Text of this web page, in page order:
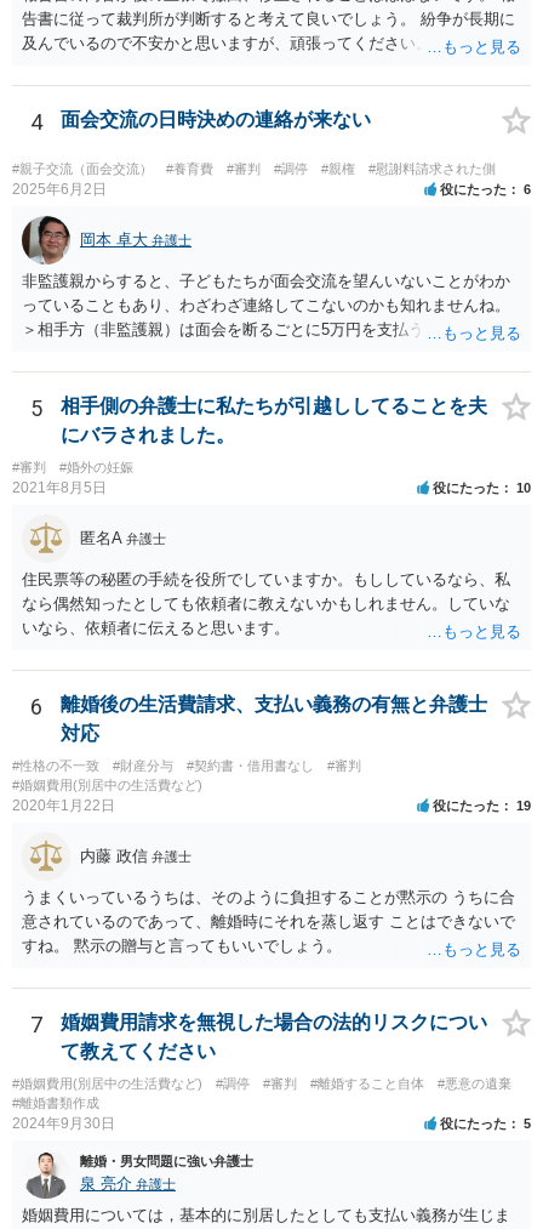
告書に従って裁判所が判断すると考えて良いでしょう。 紛争が長期に
及んでいるので不安かと思いますが、頑張ってください。
4 面会交流の日時決めの連絡が来ない
#親子交流（面会交流） #養育費 #審判 #調停 #親権 #慰謝料請求された側
2025年6月2日 役にたった 6
岡本 卓大 弁護士
非監護親からすると、子どもたちが面会交流を望んいないことがわか
っていることもあり、わざわざ連絡してこないのかも知れませんね。
＞相手方（非監護親）は面会を断るごとに5万円を支払うことを取決め
当に何が何でも面会交流したい（子どもたちと会いたい）と言うより
は、あなたに対する嫌がらせだった可能性もあるように思います（そ
ういう男はDV・虐待系の男には珍しくありません。）。 面会交流とは
親の権利ではなく、『子どものため』のものです。 子どもたちの年齢
（自分の気持ちを言える年齢）を考えても、無理に面会交流をする必
要もありません。 相手から面会交流を行うことについての申し出があ
ったときに対応すれば十分だと思います。 仮に相手から、面会交流さ
せなかった（連絡をしてこなかった）と慰謝料請求してきたとして
も、そのような請求は、まず認められません。 ご心配であれば、審判
書を持参して、お近くの弁護士に法律相談してみてください。
5
相手側の弁護士に私たちが引越ししてることを夫
にバラされました。
#審判 #婚外の妊娠
2021年8月5日 役にたった 10
匿名A 弁護士
住民票等の秘匿の手続を役所でしていますか。もししているなら、私
なら偶然知ったとしても依頼者に教えないかもしれません。していな
いなら、依頼者に伝えると思います。
6
離婚後の生活費請求、支払い義務の有無と弁護士
対応
#性格の不一致 #財産分与 #契約書・借用書なし
#審判
#婚姻費用(別居中の生活費など)
2020年1月22日 役にたった 19
内藤 政信 弁護士
うまくいっているうちは、そのように負担することが黙示の うちに合
意されているのであって、離婚時にそれを蒸し返す ことはできないで
すね。 黙示の贈与と言ってもいいでしょう。
7
婚姻費用請求を無視した場合の法的リスクについ
て教えてください
#婚姻費用(別居中の生活費など) #調停 #審判 #離婚すること自体
#悪意の遺棄
#離婚書類作成
2024年9月30日 役にたった 5
離婚・男女問題に強い弁護士
泉 亮介 弁護士
婚姻費用については，基本的に別居したとしても支払い義務が生じま